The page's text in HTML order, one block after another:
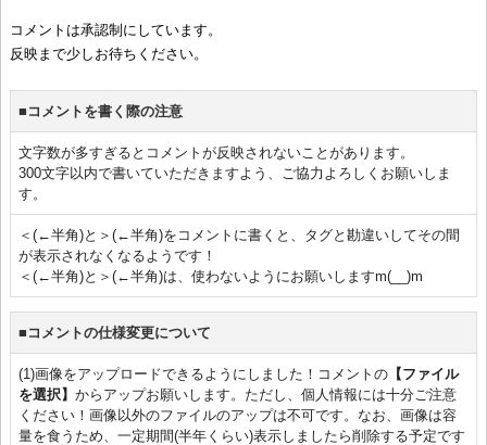
コメントは承認制にしています。
反映まで少しお待ちください。
■コメントを書く際の注意
文字数が多すぎるとコメントが反映されないことがあります。
300文字以内で書いていただきますよう、ご協力よろしくお願いしま
す。
＜(←半角)と＞(←半角)をコメントに書くと、タグと勘違いしてその間
が表示されなくなるようです！
＜(←半角)と＞(←半角)は、使わないようにお願いしますm(__)m
■コメントの仕様変更について
(1)画像をアップロードできるようにしました！コメントの【ファイル
を選択】 からアップお願いします。ただし、個人情報には十分ご注意
ください！画像以外のファイルのアップは不可です。なお、画像は容
量を食うため、一定期間(半年くらい)表示しましたら削除する予定です